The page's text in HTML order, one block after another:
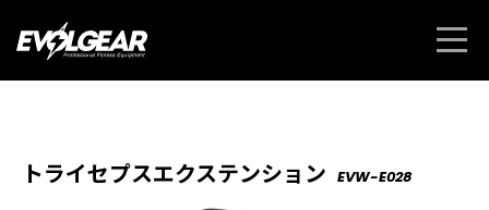
トライセプスエクステンション EVW-E028